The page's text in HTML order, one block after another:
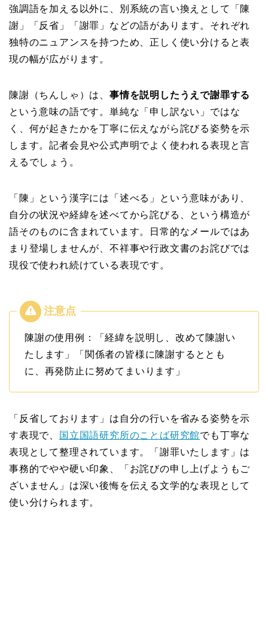
強調語を加える以外に、別系統の言い換えとして「陳
謝」「反省」「謝罪」などの語があります。それぞれ
独特のニュアンスを持つため、正しく使い分けると表
現の幅が広がります。
陳謝（ちんしゃ）は、 事情を説明したうえで謝罪する
という意味の語です。単純な「申し訳ない」ではな
く、何が起きたかを丁寧に伝えながら詫びる姿勢を示
します。記者会見や公式声明でよく使われる表現と言
えるでしょう。
「陳」という漢字には「述べる」という意味があり、
自分の状況や経緯を述べてから詫びる、という構造が
語そのものに含まれています。日常的なメールではあ
まり登場しませんが、不祥事や行政文書のお詫びでは
現役で使われ続けている表現です。
陳謝の使用例：「経緯を説明し、改めて陳謝い
たします」「関係者の皆様に陳謝するととも
に、再発防止に努めてまいります」
「反省しております」は自分の行いを省みる姿勢を示
す表現で、
国立国語研究所のことば研究館でも丁寧な
表現として整理されています。「謝罪いたします」は
事務的でやや硬い印象、「お詫びの申し上げようもご
ざいません」は深い後悔を伝える文学的な表現として
使い分けられます。